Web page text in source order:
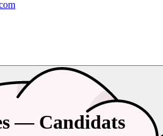
— Candidats